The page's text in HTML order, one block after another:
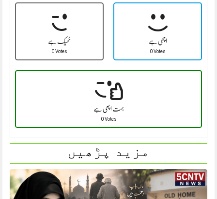
ٹھیک ہے
0 Votes
اچھی ہے
0 Votes
بہت اچھی ہے
0 Votes
مزید پڑھیں